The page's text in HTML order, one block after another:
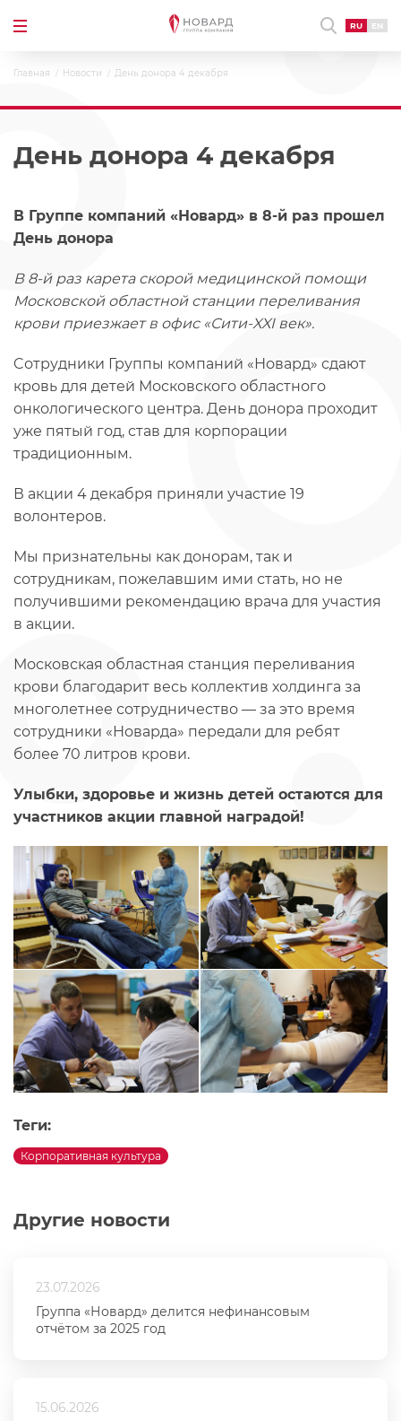
RU EN
Главная Новости День донора 4 декабря
День донора 4 декабря
Другие новости
23.07.2026
Группа «Новард» делится нефинансовым
отчётом за 2025 год
15.06.2026
В Группе компаний «Новард» в 8-й раз прошел
День донора
В 8-й раз карета скорой медицинской помощи
Московской областной станции переливания
крови приезжает в офис «Сити-XXI век».
Cотрудники Группы компаний «Новард» сдают
кровь для детей Московского областного
онкологического центра. День донора проходит
уже пятый год, став для корпорации
традиционным.
В акции 4 декабря приняли участие 19
волонтеров.
Мы признательны как донорам, так и
сотрудникам, пожелавшим ими стать, но не
получившими рекомендацию врача для участия
в акции.
Московская областная станция переливания
крови благодарит весь коллектив холдинга за
многолетнее сотрудничество — за это время
сотрудники «Новарда» передали для ребят
более 70 литров крови.
Улыбки, здоровье и жизнь детей остаются для
участников акции главной наградой!
Теги:
Корпоративная культура